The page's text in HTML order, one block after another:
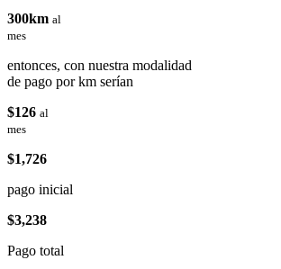
300km al
mes
entonces, con nuestra modalidad
de pago por km serían
$126 al
mes
$1,726
pago inicial
$3,238
Pago total